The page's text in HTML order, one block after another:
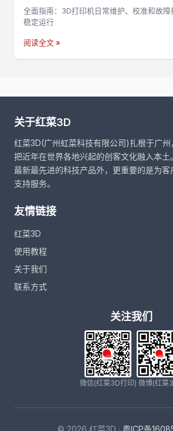
全面指南：3D打印机日常维护、校准和故
稳定运行
阅读全文 »
关于红菜3D
红菜3D(广州虹菜科技有限公司)扎根于广
把近年在世界各地兴起的创客文化融入本土
最新最先进的科技产品外，更重要的是为客
支持服务。
友情链接
红菜3D
使用教程
关于我们
联系方式
关注我们
微信(红菜3D打印) 微博(红菜
© 2026 红菜3D · 粤ICP备